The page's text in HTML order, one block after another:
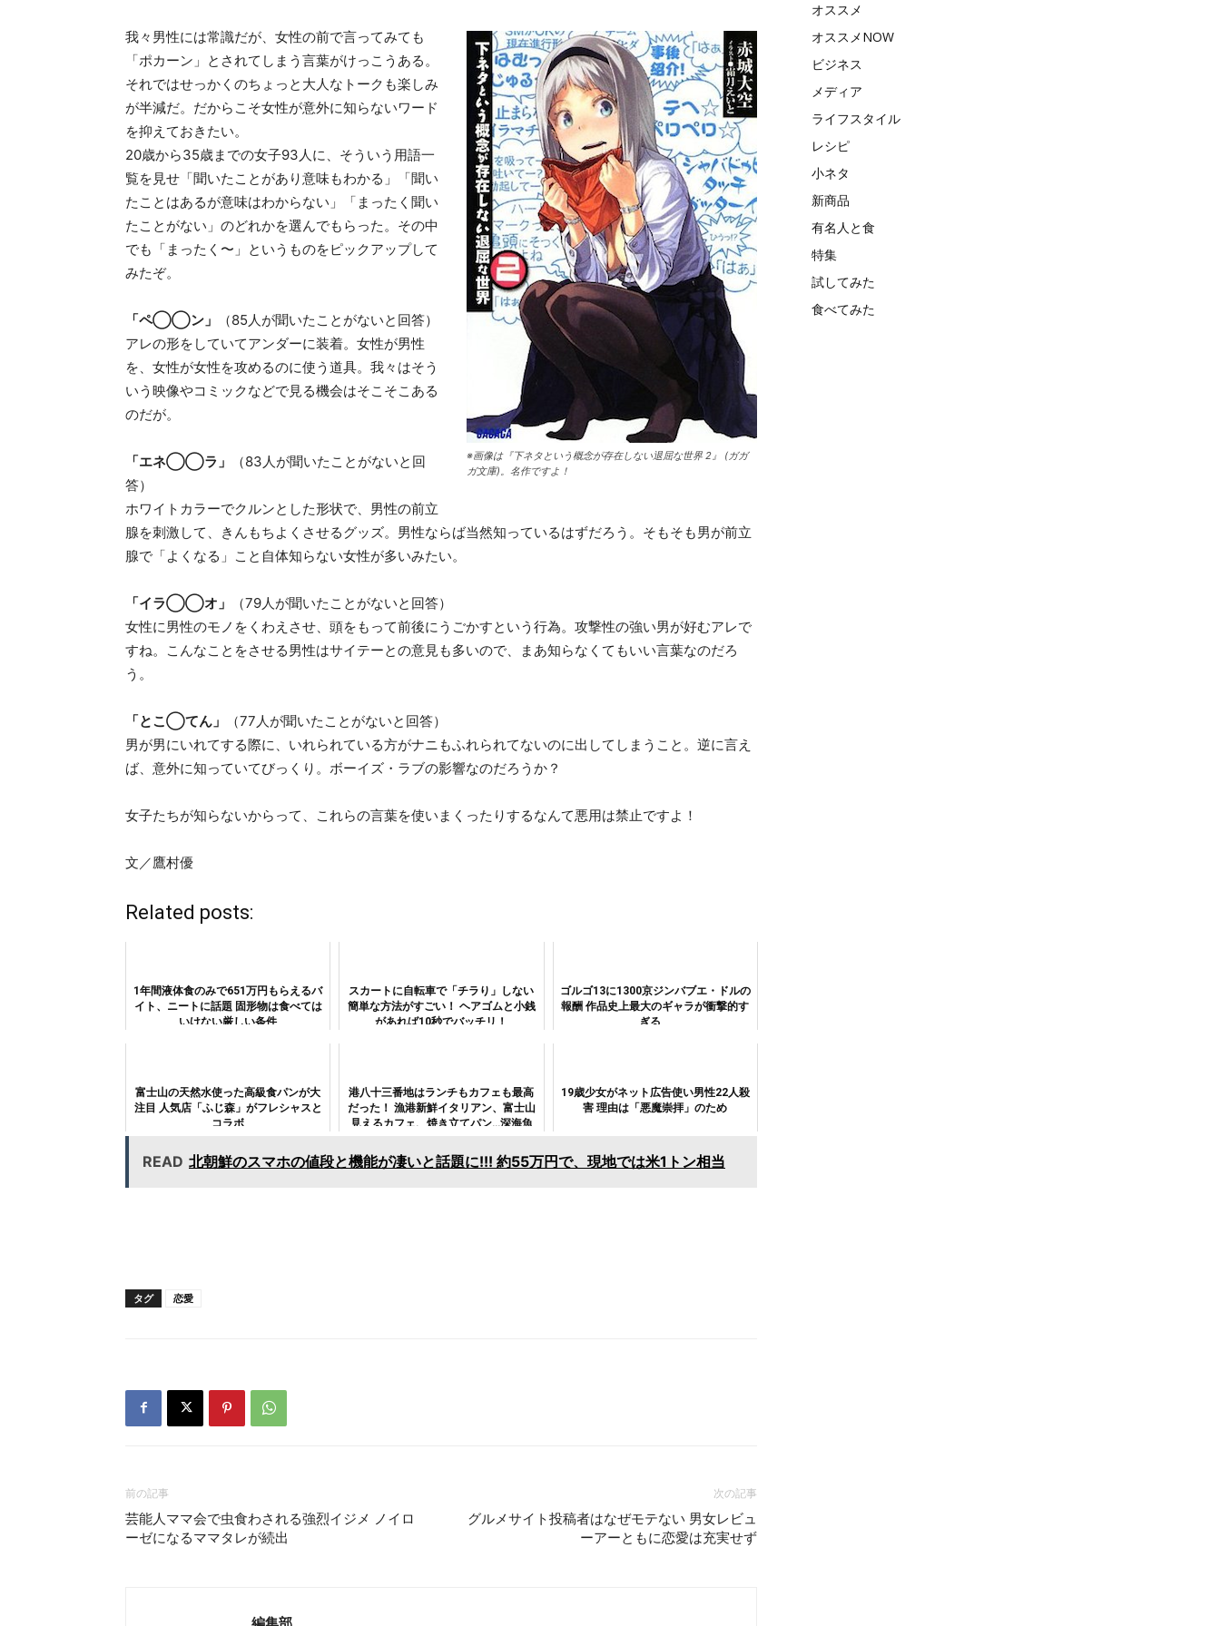
※画像は『下ネタという概念が存在しない退屈な世界 2』 (ガガ
ガ文庫)。名作ですよ！
我々男性には常識だが、女性の前で言ってみても
「ポカーン」とされてしまう言葉がけっこうある。
それではせっかくのちょっと大人なトークも楽しみ
が半減だ。だからこそ女性が意外に知らないワード
を抑えておきたい。
20歳から35歳までの女子93人に、そういう用語一
覧を見せ「聞いたことがあり意味もわかる」「聞い
たことはあるが意味はわからない」「まったく聞い
たことがない」のどれかを選んでもらった。その中
でも「まったく〜」というものをピックアップして
みたぞ。
「ペ◯◯ン」
（85人が聞いたことがないと回答）
アレの形をしていてアンダーに装着。女性が男性
を、女性が女性を攻めるのに使う道具。我々はそう
いう映像やコミックなどで見る機会はそこそこある
のだが。
「エネ◯◯ラ」
（83人が聞いたことがないと回
答）
ホワイトカラーでクルンとした形状で、男性の前立
腺を刺激して、きんもちよくさせるグッズ。男性ならば当然知っているはずだろう。そもそも男が前立
腺で「よくなる」こと自体知らない女性が多いみたい。
「イラ◯◯オ」
（79人が聞いたことがないと回答）
女性に男性のモノをくわえさせ、頭をもって前後にうごかすという行為。攻撃性の強い男が好むアレで
すね。こんなことをさせる男性はサイテーとの意見も多いので、まあ知らなくてもいい言葉なのだろ
う。
「とこ◯てん」
（77人が聞いたことがないと回答）
男が男にいれてする際に、いれられている方がナニもふれられてないのに出してしまうこと。逆に言え
ば、意外に知っていてびっくり。ボーイズ・ラブの影響なのだろうか？
女子たちが知らないからって、これらの言葉を使いまくったりするなんて悪用は禁止ですよ！
文／鷹村優
Related posts:
1年間液体食のみで651万円もらえるバ
イト、ニートに話題 固形物は食べては
いけない厳しい条件
スカートに自転車で「チラり」しない
簡単な方法がすごい！ ヘアゴムと小銭
があれば10秒でバッチリ！
ゴルゴ13に1300京ジンバブエ・ドルの
報酬 作品史上最大のギャラが衝撃的す
ぎる
富士山の天然水使った高級食パンが大
注目 人気店「ふじ森」がフレシャスと
コラボ
港八十三番地はランチもカフェも最高
だった！ 漁港新鮮イタリアン、富士山
見えるカフェ、焼き立てパン…深海魚
レポート2）
19歳少女がネット広告使い男性22人殺
害 理由は「悪魔崇拝」のため
READ 北朝鮮のスマホの値段と機能が凄いと話題に!!! 約55万円で、現地では米1トン相当
タグ 恋愛
前の記事
芸能人ママ会で虫食わされる強烈イジメ ノイロ
ーゼになるママタレが続出
次の記事
グルメサイト投稿者はなぜモテない 男女レビュ
ーアーともに恋愛は充実せず
編集部
オススメ
オススメNOW
ビジネス
メディア
ライフスタイル
レシピ
小ネタ
新商品
有名人と食
特集
試してみた
食べてみた